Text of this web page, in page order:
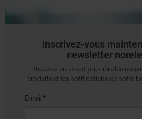
Inscrivez-vous
newsletter
Recevez en avant-première les
produits et les notifications de notre